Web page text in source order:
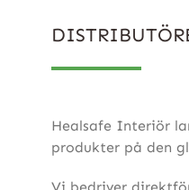
Healsafe Interiör
produkter på den